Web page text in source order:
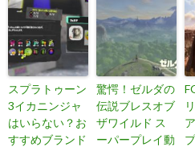
スプラトゥーン
3イカニンジャ
はいらない？お
すすめブランド
驚愕！ゼルダの
伝説ブレスオブ
ザワイルド ス
ーパープレイ動